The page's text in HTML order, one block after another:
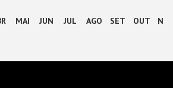
MAI JUN JUL AGO SET OUT NOV